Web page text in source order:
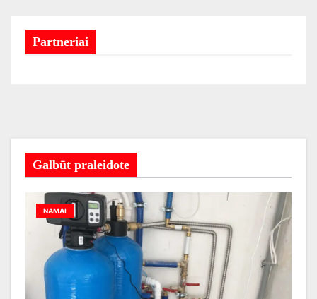
Partneriai
Galbūt praleidote
NAMAI